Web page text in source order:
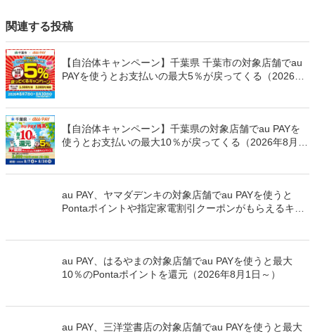
関連する投稿
【自治体キャンペーン】千葉県 千葉市の対象店舗でau
PAYを使うとお支払いの最大5％が戻ってくる（2026年
【自治体キャンペーン】千葉県の対象店舗でau PAYを
使うとお支払いの最大10％が戻ってくる（2026年8月7
au PAY、ヤマダデンキの対象店舗でau PAYを使うと
Pontaポイントや指定家電割引クーポンがもらえるキャ
au PAY、はるやまの対象店舗でau PAYを使うと最大
10％のPontaポイントを還元（2026年8月1日～）
au PAY、三洋堂書店の対象店舗でau PAYを使うと最大